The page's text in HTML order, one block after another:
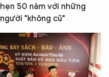
hẹn 50 năm với những
người "không cũ"